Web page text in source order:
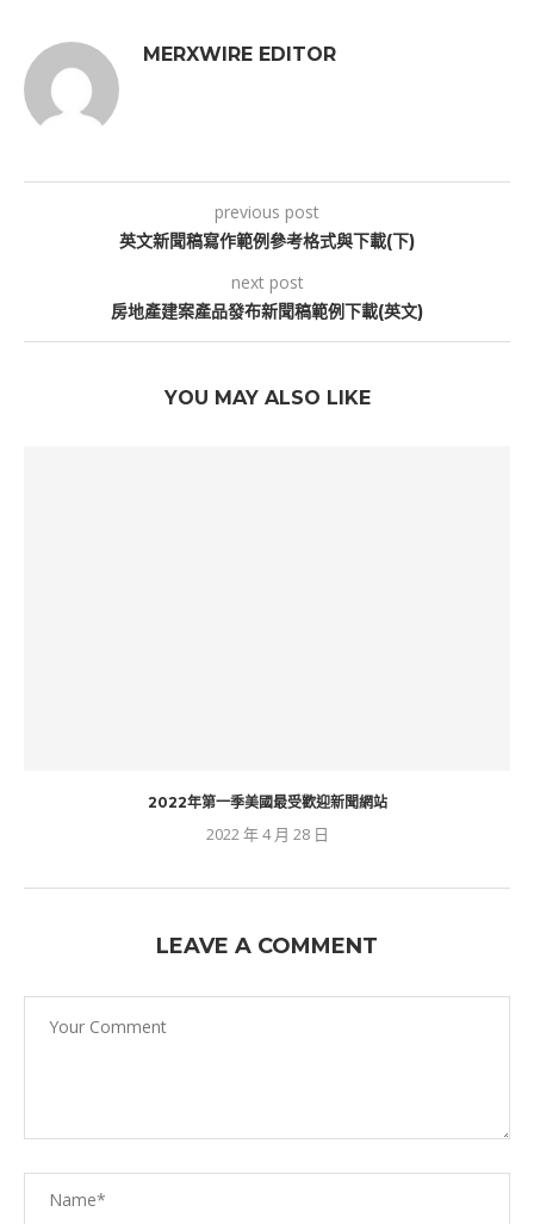
MERXWIRE EDITOR
previous post
英文新聞稿寫作範例參考格式與下載(下)
next post
房地產建案產品發布新聞稿範例下載(英文)
YOU MAY ALSO LIKE
2022年第一季美國最受歡迎新聞網站
2022 年 4 月 28 日
LEAVE A COMMENT